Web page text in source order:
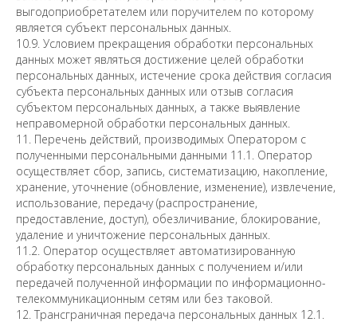
выгодоприобретателем или поручителем по которому
является субъект персональных данных.
10.9. Условием прекращения обработки персональных
данных может являться достижение целей обработки
персональных данных, истечение срока действия согласия
субъекта персональных данных или отзыв согласия
субъектом персональных данных, а также выявление
неправомерной обработки персональных данных.
11. Перечень действий, производимых Оператором с
полученными персональными данными 11.1. Оператор
осуществляет сбор, запись, систематизацию, накопление,
хранение, уточнение (обновление, изменение), извлечение,
использование, передачу (распространение,
предоставление, доступ), обезличивание, блокирование,
удаление и уничтожение персональных данных.
11.2. Оператор осуществляет автоматизированную
обработку персональных данных с получением и/или
передачей полученной информации по информационно-
телекоммуникационным сетям или без таковой.
12. Трансграничная передача персональных данных 12.1.